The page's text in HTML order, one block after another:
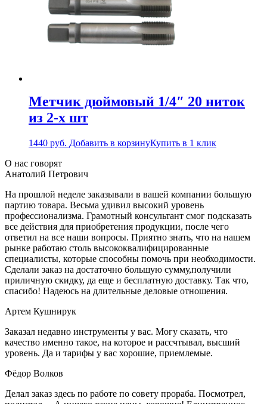
Метчик дюймовый 1/4″ 20 ниток
из 2-х шт
1440 руб. Добавить в корзинуКупить в 1 клик
О нас говорят
Анатолий Петрович
На прошлой неделе заказывали в вашей компании большую
партию товара. Весьма удивил высокий уровень
профессионализма. Грамотный консультант смог подсказать
все действия для приобретения продукции, после чего
ответил на все наши вопросы. Приятно знать, что на нашем
рынке работаю столь высококвалифицированные
специалисты, которые способны помочь при необходимости.
Сделали заказ на достаточно большую сумму,получили
приличную скидку, да еще и бесплатную доставку. Так что,
спасибо! Надеюсь на длительные деловые отношения.
Артем Кушнирук
Заказал недавно инструменты у вас. Могу сказать, что
качество именно такое, на которое и рассчтывал, высший
уровень. Да и тарифы у вас хорошие, приемлемые.
Фёдор Волков
Делал заказ здесь по работе по совету прораба. Посмотрел,